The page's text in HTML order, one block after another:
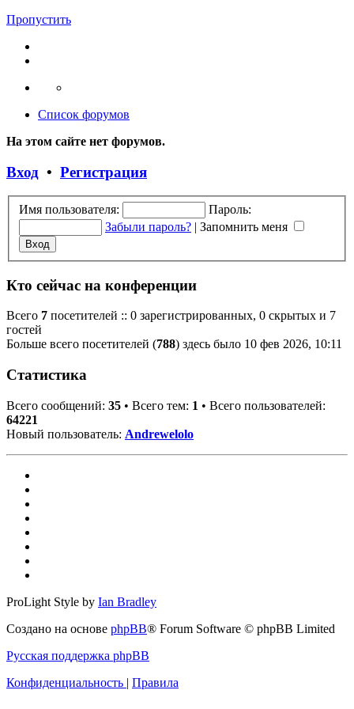
Пропустить
Список форумов
На этом сайте нет форумов.
Вход • Регистрация
Имя пользователя:
Пароль:
Забыли пароль? | Запомнить меня
Кто сейчас на конференции
Всего 7 посетителей :: 0 зарегистрированных, 0 скрытых и 7
гостей
Больше всего посетителей (788) здесь было 10 фев 2026, 10:11
Статистика
Всего сообщений: 35 • Всего тем: 1 • Всего пользователей:
64221
Новый пользователь: Andrewelolo
ProLight Style by Ian Bradley
Создано на основе phpBB® Forum Software © phpBB Limited
Русская поддержка phpBB
Конфиденциальность | Правила